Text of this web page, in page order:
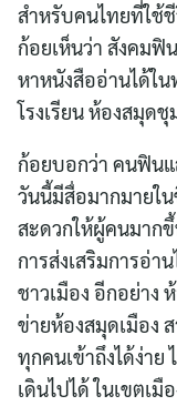
สำหรับคนไทยที่ใช้
ก้อยเห็นว่า สังคมฟิ
หาหนังสืออ่านได้ใ
โรงเรียน ห้องสมุด
ก้อยบอกว่า คนฟินแ
วันนี้มีสื่อมากมายใ
สะดวกให้ผู้คนมาก
การส่งเสริมการอ่า
ชาวเมือง อีกอย่าง
ข่ายห้องสมุดเมือง
ทุกคนเข้าถึงได้ง่าย
เดินไปได้ ในเขตเ